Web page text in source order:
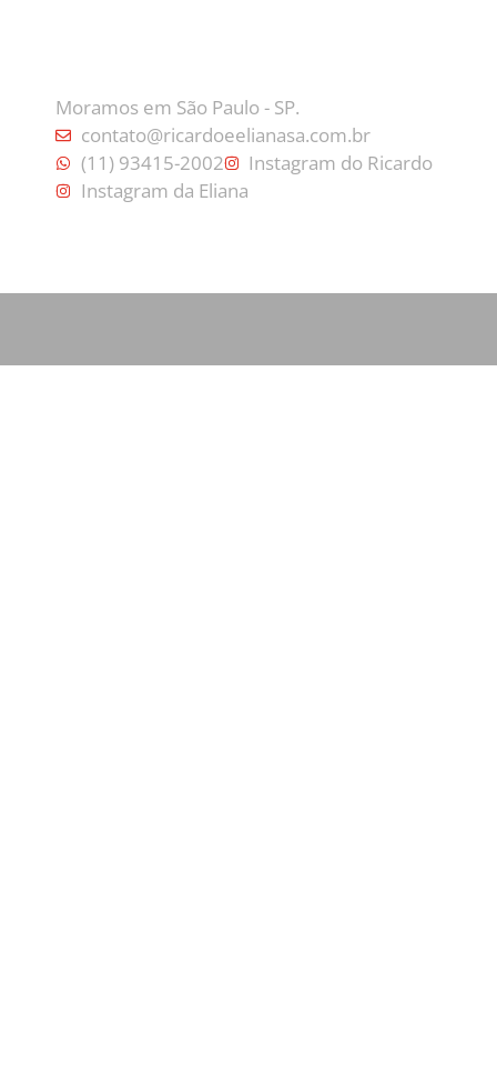
Moramos em São Paulo - SP.
contato@ricardoeelianasa.com.br
(11) 93415-2002
Instagram do Ricardo
Instagram da Eliana